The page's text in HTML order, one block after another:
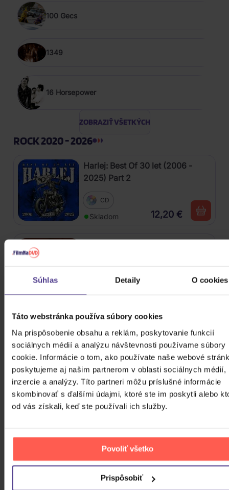
Súhlas Detaily O cookies
Táto webstránka používa súbory cookies
Na prispôsobenie obsahu a reklám, poskytovanie funkcií
sociálnych médií a analýzu návštevnosti používame súbory
cookie. Informácie o tom, ako používate naše webové
poskytujeme aj našim partnerom v oblasti sociálnych médií,
inzercie a analýzy. Títo partneri môžu príslušné informácie
skombinovať s ďalšími údajmi, ktoré ste im poskytli alebo
od vás získali, keď ste používali ich služby.
Povoliť všetko
Prispôsobiť
100 Gecs
1349
16 Horsepower
ZOBRAZIŤ VŠETKÝCH
ROCK 2020 - 2026
Harlej: Best Of 30 let (2006 -
2025) Part 2
CD
Skladom 12,20 €
Mišík Vladimír: Vteřiny, měsíce a
roky
CD
Skladom 16,30 €
Linkin Park: From Zero (Coloured
Blue Vinyl)
Vinyl
Skladom 24,90 €
Traktor: Jungle XXI